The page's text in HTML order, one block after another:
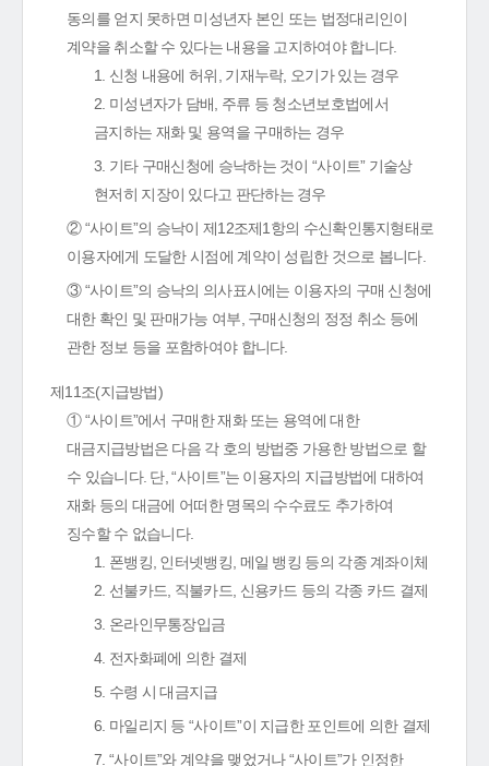
동의를 얻지 못하면 미성년자 본인 또는 법정대리인이
계약을 취소할 수 있다는 내용을 고지하여야 합니다.
1. 신청 내용에 허위, 기재누락, 오기가 있는 경우
2. 미성년자가 담배, 주류 등 청소년보호법에서
금지하는 재화 및 용역을 구매하는 경우
3. 기타 구매신청에 승낙하는 것이 “사이트” 기술상
현저히 지장이 있다고 판단하는 경우
② “사이트”의 승낙이 제12조제1항의 수신확인통지형태로
이용자에게 도달한 시점에 계약이 성립한 것으로 봅니다.
③ “사이트”의 승낙의 의사표시에는 이용자의 구매 신청에
대한 확인 및 판매가능 여부, 구매신청의 정정 취소 등에
관한 정보 등을 포함하여야 합니다.
제11조(지급방법)
① “사이트”에서 구매한 재화 또는 용역에 대한
대금지급방법은 다음 각 호의 방법중 가용한 방법으로 할
수 있습니다. 단, “사이트”는 이용자의 지급방법에 대하여
재화 등의 대금에 어떠한 명목의 수수료도 추가하여
징수할 수 없습니다.
1. 폰뱅킹, 인터넷뱅킹, 메일 뱅킹 등의 각종 계좌이체
2. 선불카드, 직불카드, 신용카드 등의 각종 카드 결제
3. 온라인무통장입금
4. 전자화폐에 의한 결제
5. 수령 시 대금지급
6. 마일리지 등 “사이트”이 지급한 포인트에 의한 결제
7. “사이트”와 계약을 맺었거나 “사이트”가 인정한